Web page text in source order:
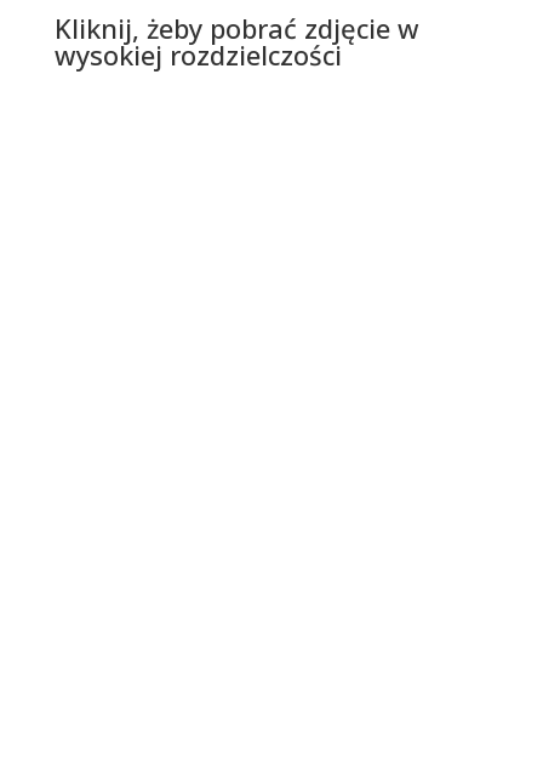
Kliknij, żeby pobrać zdjęcie w
wysokiej rozdzielczości